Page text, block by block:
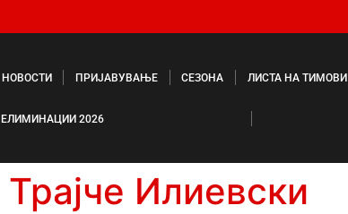
НОВОСТИ ПРИЈАВУВАЊЕ СЕЗОНА ЛИСТА НА ТИМОВИ
ЕЛИМИНАЦИИ 2026
Трајче Илиевски